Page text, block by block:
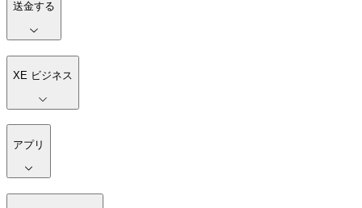
送金する
XE ビジネス
アプリ